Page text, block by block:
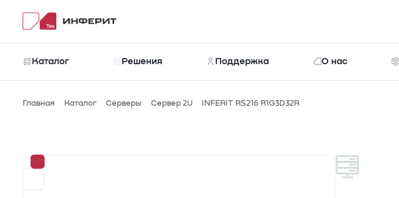
Каталог Решения Поддержка О нас
Главная Каталог Серверы Сервер 2U INFERIT RS216 R1G3D32R